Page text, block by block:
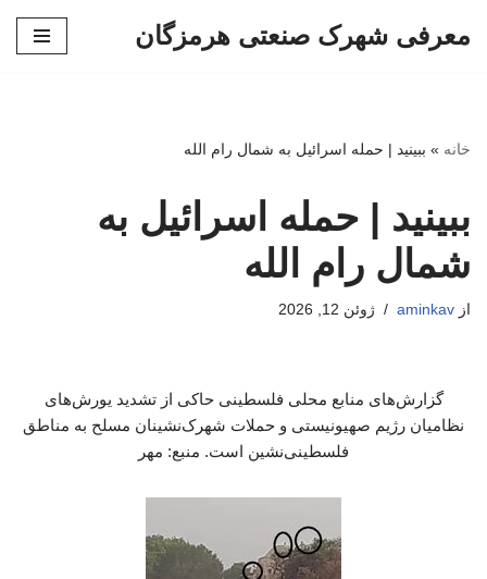
معرفی شهرک صنعتی هرمزگان
خانه » ببینید | حمله اسرائیل به شمال رام الله
ببینید | حمله اسرائیل به
شمال رام الله
از aminkav ژوئن 12, 2026
گزارش‌های منابع محلی فلسطینی حاکی از تشدید یورش‌های
نظامیان رژیم صهیونیستی و حملات شهرک‌نشینان مسلح به مناطق
فلسطینی‌نشین است. منبع: مهر